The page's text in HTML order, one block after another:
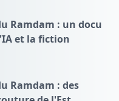
Ramdam : un docu
et la fiction
Ramdam : des